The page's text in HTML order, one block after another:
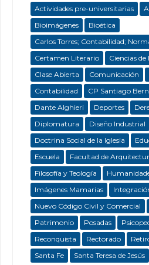
Actividades pre-universitarias
Bioimágenes
Bioética
Carlos Torres; Contabilidad;
Certamen Literario
Ciencias de
Clase Abierta
Comunicación
Contabilidad
CP Santiago
Dante Alghieri
Deportes
Diplomatura
Diseño Industrial
Doctrina Social de la Iglesia
Escuela
Facultad de
Filosofía y Teología
Imágenes Mamarias
Nuevo Código Civil y Comercial
Patrimonio
Posadas
Reconquista
Rectorado
Santa Fe
Santa Teresa de Jesús